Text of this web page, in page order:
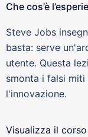
Che cos’è
Steve Jobs
basta: serve
utente. Questa
smonta i falsi
l'innovazione.
Visualizza il corso